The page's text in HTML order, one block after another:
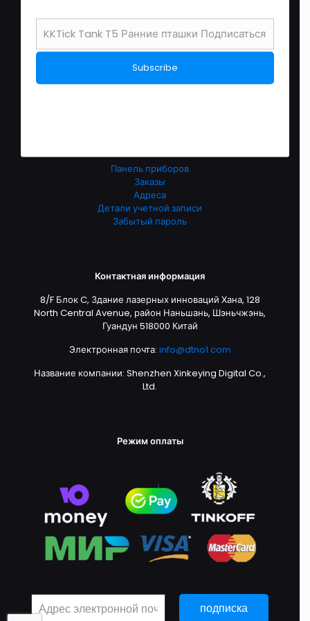
Перевозки
политика возврата после продажи
политика конфиденциальности
Панель приборов
Заказы
Адреса
Детали учетной записи
Забытый пароль
Контактная информация
8/F Блок C, Здание лазерных инноваций Хана, 128
North Central Avenue, район Наньшань, Шэньчжэнь,
Гуандун 518000 Китай
Электронная почта: info@dtno1.com
Название компании: Shenzhen Xinkeying Digital Co.,
Ltd.
Режим оплаты